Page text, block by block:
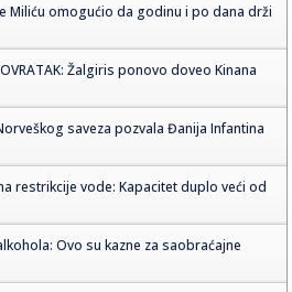
Miliću omogućio da godinu i po dana drži
Žalgiris ponovo doveo Kinana
saveza pozvala Đanija Infantina
restrikcije vode: Kapacitet duplo veći od
Ovo su kazne za saobraćajne